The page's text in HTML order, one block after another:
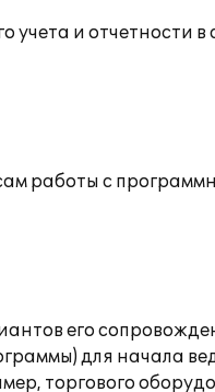
и отчетности
работы с
его
для начала
торгового